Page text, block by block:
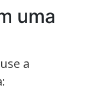
uma
a